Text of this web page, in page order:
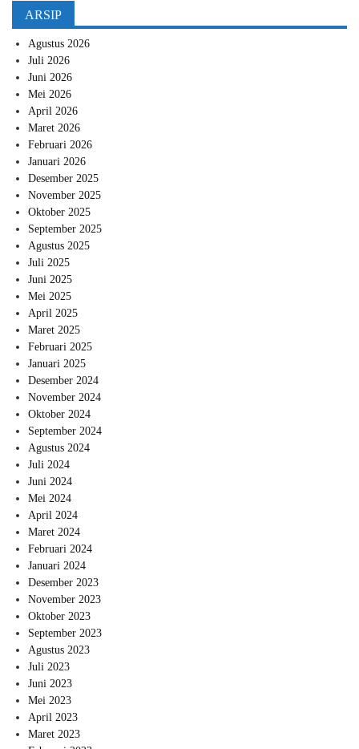
ARSIP
Agustus 2026
Juli 2026
Juni 2026
Mei 2026
April 2026
Maret 2026
Februari 2026
Januari 2026
Desember 2025
November 2025
Oktober 2025
September 2025
Agustus 2025
Juli 2025
Juni 2025
Mei 2025
April 2025
Maret 2025
Februari 2025
Januari 2025
Desember 2024
November 2024
Oktober 2024
September 2024
Agustus 2024
Juli 2024
Juni 2024
Mei 2024
April 2024
Maret 2024
Februari 2024
Januari 2024
Desember 2023
November 2023
Oktober 2023
September 2023
Agustus 2023
Juli 2023
Juni 2023
Mei 2023
April 2023
Maret 2023